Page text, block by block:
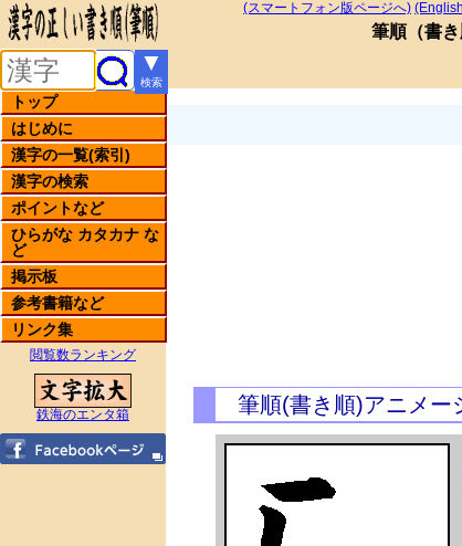
(スマートフォン版ページへ)
筆順（書
▼
検索
トップ
はじめに
漢字の一覧(索引)
漢字の検索
ポイントなど
ひらがな カタカナ な
ど
掲示板
参考書籍など
リンク集
閲覧数ランキング
鉄海のエンタ箱 筆順(書き順)アニメー